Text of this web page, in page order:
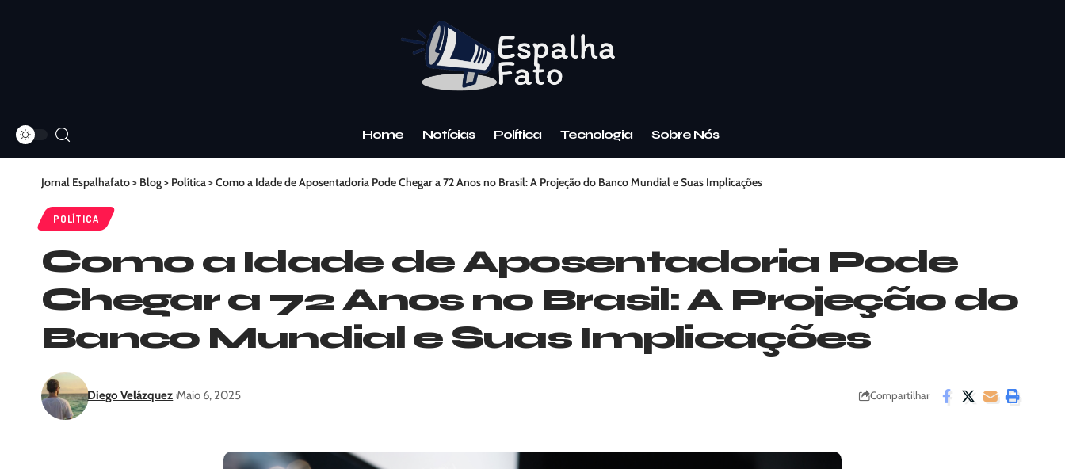
Home Notícias Política Tecnologia Sobre Nós
Jornal Espalhafato> Blog> Política>Como a Idade de Aposentadoria Pode Chegar a 72 Anos no Brasil: A Projeção do Banco Mundial e Suas Implicações
POLÍTICA
Como a Idade de Aposentadoria Pode
Chegar a 72 Anos no Brasil: A Projeção do
Banco Mundial e Suas Implicações
Diego Velázquez Maio 6, 2025 Compartilhar